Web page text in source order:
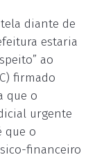
diante de
estaria
ao
firmado
que o
urgente
que o
financeiro